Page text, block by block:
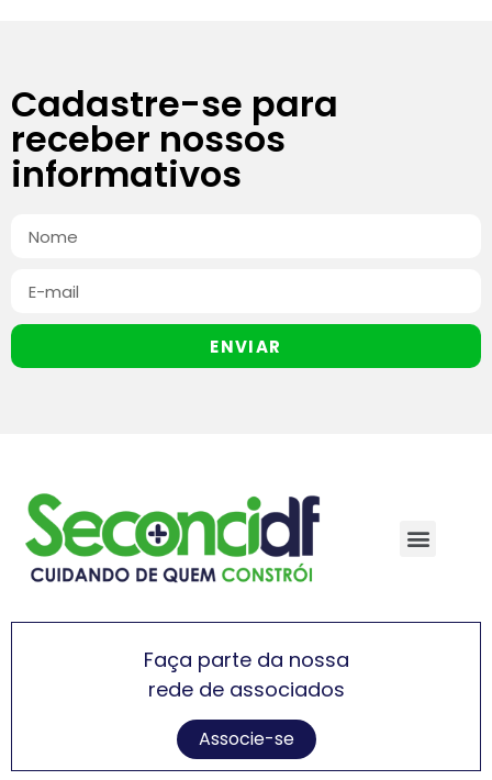
Cadastre-se para
receber nossos
informativos
ENVIAR
Faça parte da nossa
rede de associados
Associe-se